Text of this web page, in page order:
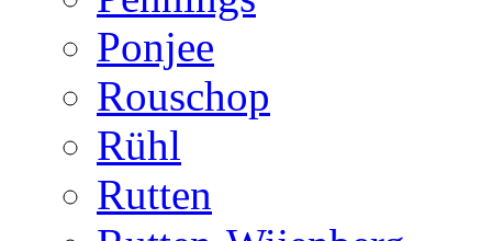
Ponjee
Rouschop
Rühl
Rutten